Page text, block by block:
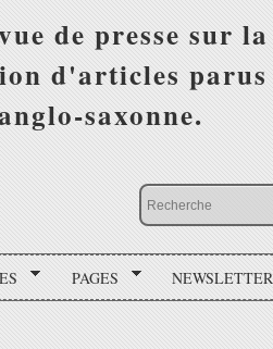
de presse sur
d'articles parus
saxonne.
PAGES NEWSLETTER